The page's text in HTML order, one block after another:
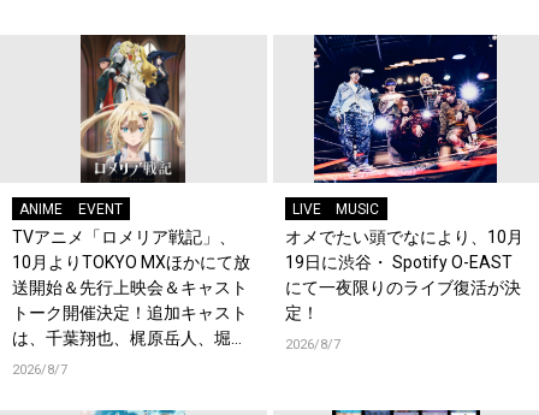
ANIME EVENT
TVアニメ「ロメリア戦記」、
10月よりTOKYO MXほかにて放
送開始＆先行上映会＆キャスト
トーク開催決定！追加キャスト
は、千葉翔也、梶原岳人、堀江
瞬、綿貫竜之介！PV第1弾公
2026/8/7
LIVE MUSIC
オメでたい頭でなにより、10月
19日に渋谷・ Spotify O-EAST
にて一夜限りのライブ復活が決
定！
2026/8/7